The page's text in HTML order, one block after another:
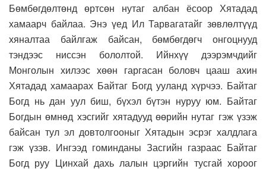
Бөмбөгдөлтөнд өртсөн нутаг албан ёсоор Хятадад
хамаарч байлаа. Энэ үед Ил Тарвагатайг зөвлөлтүүд
хяналтаа байлгаж байсан, бөмбөгдөгч онгоцнууд
тэндээс ниссэн бололтой. Ийнхүү дээрэмчдийг
Монголын хилээс хөөн гаргасан боловч цааш ахин
Хятадад хамаарах Байтаг Богд ууланд хүрчээ. Байтаг
Богд нь дан уул биш, бүхэл бүтэн нуруу юм. Байтаг
Богдын өмнөд хэсгийг хятадууд өөрийн нутаг гэж үзэж
байсан тул эл довтолгооныг Хятадын эсрэг халдлага
гэж үзэв. Ингээд гоминданы Засгийн газраас Байтаг
Богд руу Цинхай дахь лалын цэргийн тусгай хороог